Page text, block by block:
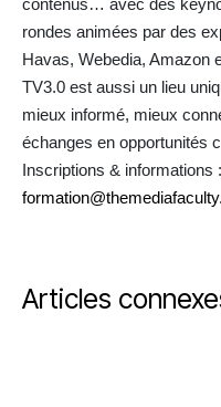
contenus… avec des
rondes animées par des
Havas, Webedia, Amazon
TV3.0 est aussi un lieu
mieux informé, mieux
échanges en opportunités
Inscriptions & informations :
Articles